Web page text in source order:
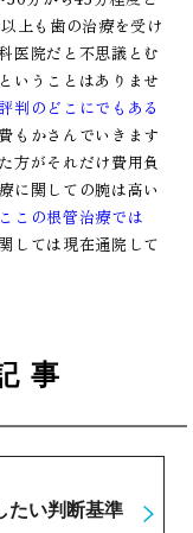
上も歯の治療を受け
医院だと不思議とむ
いうことはありませ
判のどこにでもある
もかさんでいきます
方がそれだけ費用負
に関しての腕は高い
ここの根管治療では
しては現在通院して
事
たい判断基準